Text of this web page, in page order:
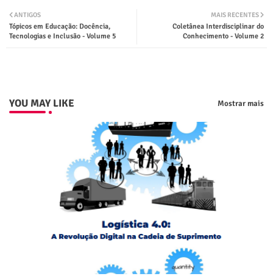
MAIS RECENTES
Coletânea Interdisciplinar do
Conhecimento - Volume 2
ANTIGOS
Tópicos em Educação: Docência,
Tecnologias e Inclusão - Volume 5
YOU MAY LIKE Mostrar mais